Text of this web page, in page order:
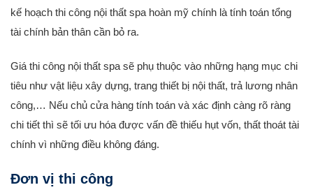
kế hoạch thi công nội thất spa hoàn mỹ chính là tính toán tổng
tài chính bản thân cần bỏ ra.
Giá thi công nội thất spa sẽ phụ thuộc vào những hạng mục chi
tiêu như vật liệu xây dựng, trang thiết bị nội thất, trả lương nhân
công,… Nếu chủ cửa hàng tính toán và xác định càng rõ ràng
chi tiết thì sẽ tối ưu hóa được vấn đề thiếu hụt vốn, thất thoát tài
chính vì những điều không đáng.
Đơn vị thi công